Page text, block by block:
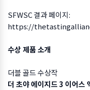
SFWSC 결과 페이지:
https://
수상 제품 소개
더블 골드 수상작
더 초야 에이지드 3 이어스